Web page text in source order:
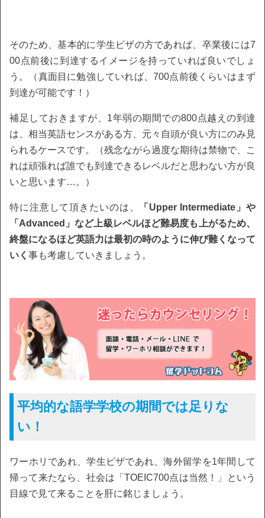
そのため、基本的に学生ビザの方であれば、卒業後には7
00点前後に到達するイメージを持っていれば良いでしょ
う。（真面目に勉強していれば、700点前後くらいはまず
到達が可能です！）
補足しておきますが、1年弱の期間での800点越えの到達
は、相当英語センスがある方、元々自頭が良い方にのみ見
られるケースです。（残念ながら過度な期待は禁物で、こ
れは頑張れば誰でも到達できるレベルだと思わない方が良
いと思います…。）
特に注意して頂きたいのは、
「Upper Intermediate」や
「Advanced」など上級レベルほど難易度も上がるため、
終盤になるほど英語力は最初の時のように伸び難くなって
いく 事も考慮していきましょう。
平均的な語学学校の期間では足りな
い！
ワーホリであれ、学生ビザであれ、海外留学を1年間して
帰って来たなら、社会は「TOEIC700点は当然！」という
目線で見て来ることを肝に銘じましょう。